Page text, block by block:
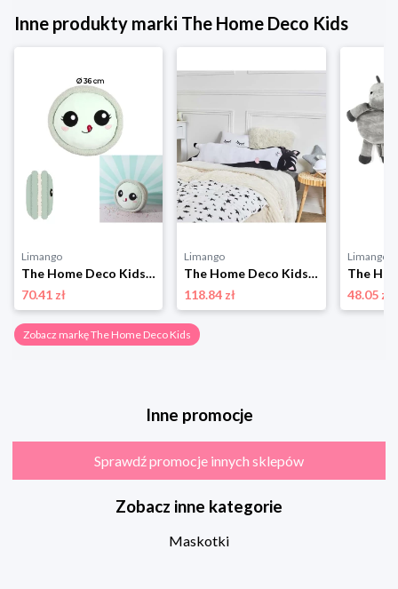
Inne produkty marki The Home Deco Kids
Limango
The Home Deco Kids Maskotka 'Kawaii Macaron'' w kolorze zielonym - 0+ rozmiar: onesize
70.41 zł
Limango
The Home Deco Kids Poduszka w kolorze biało-czarnym - 100 x 22,5 cm rozmiar: onesize
118.84 zł
Limango
48.05 zł
Zobacz markę The Home Deco Kids
Inne promocje
Sprawdź promocje innych sklepów
Zobacz inne kategorie
Maskotki